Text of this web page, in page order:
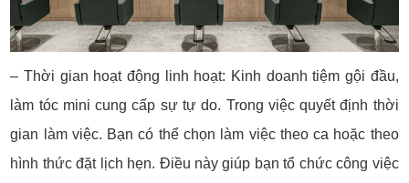
– Thời gian hoạt động linh hoạt: Kinh doanh tiệm gội đầu,
làm tóc mini cung cấp sự tự do. Trong việc quyết định thời
gian làm việc. Bạn có thể chọn làm việc theo ca hoặc theo
hình thức đặt lịch hẹn. Điều này giúp bạn tổ chức công việc